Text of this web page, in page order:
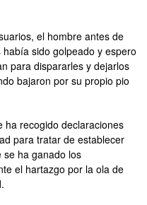
el hombre antes de
sido golpeado y espero
para dispararles y dejarlos
bajaron por su propio pio
ha recogido declaraciones
para tratar de establecer
se ha ganado los
el hartazgo por la ola de